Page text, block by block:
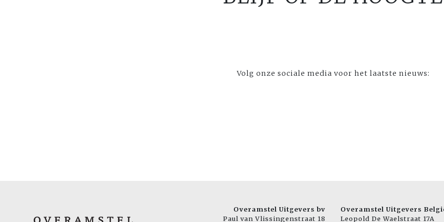
Volg onze sociale media voor het laatste nieuws:
Overamstel Uitgevers bv
Paul van Vlissingenstraat 18
Overamstel Uitgevers
Leopold De Waelstraat 17A